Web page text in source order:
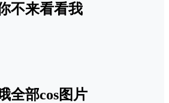
不来看看我
全部cos图片